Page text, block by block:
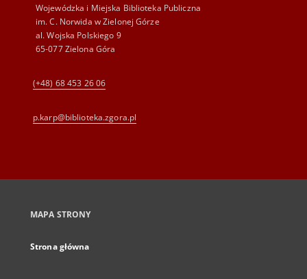
Wojewódzka i Miejska Biblioteka Publiczna
im. C. Norwida w Zielonej Górze
al. Wojska Polskiego 9
65-077 Zielona Góra
(+48) 68 453 26 06
p.karp@biblioteka.zgora.pl
MAPA STRONY
Strona główna